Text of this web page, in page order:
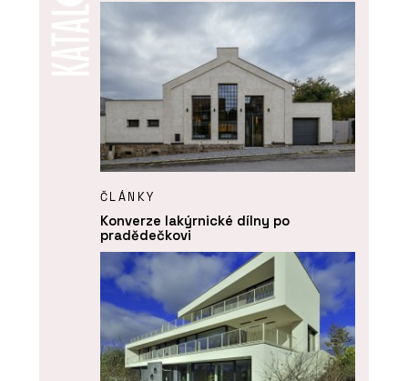
ČLÁNKY
Konverze lakýrnické dílny po
pradědečkovi